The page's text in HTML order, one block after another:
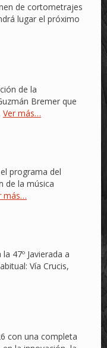
de cortometrajes
lugar el próximo
de la
Bremer que
Ver más…
programa del
de la música
más…
47º Javierada a
Vía Crucis,
con una completa